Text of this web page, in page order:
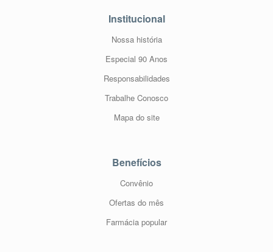
Institucional
Nossa história
Especial 90 Anos
Responsabilidades
Trabalhe Conosco
Mapa do site
Benefícios
Convênio
Ofertas do mês
Farmácia popular